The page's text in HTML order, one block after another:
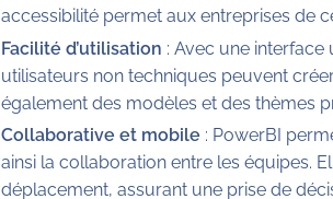
accessibilité permet aux entreprises de
Facilité d’utilisation : Avec une
utilisateurs non techniques peuvent
également des modèles et des thèmes
Collaborative et mobile : PowerBI
ainsi la collaboration entre les équipes.
déplacement, assurant une prise de